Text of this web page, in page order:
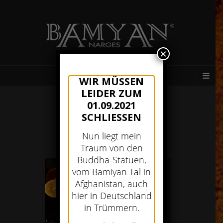
AFGHANISCHES RESTAURANT MÜNCHEN
WIR MÜSSEN
LEIDER ZUM
01.09.2021
SCHLIESSEN
Nun liegt mein
Traum von den
Buddha-Statuen,
vom Bamiyan Tal in
Afghanistan, auch
hier in Deutschland
in Trümmern.
×